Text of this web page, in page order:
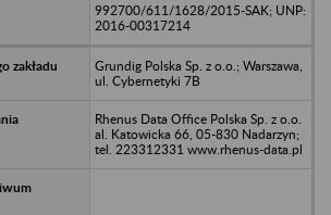
992700/611/1628/2015-SAK; UNP:
2016-00317214
Grundig Polska Sp. z o.o.; Warszawa,
ul. Cybernetyki 7B
Rhenus Data Office Polska Sp. z o.o.
al. Katowicka 66, 05-830 Nadarzyn;
tel. 223312331 www.rhenus-data.pl